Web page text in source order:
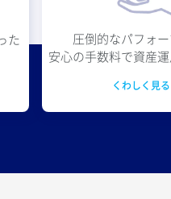
た
圧倒的なパフォ
安心の手数料で資産
くわしく見